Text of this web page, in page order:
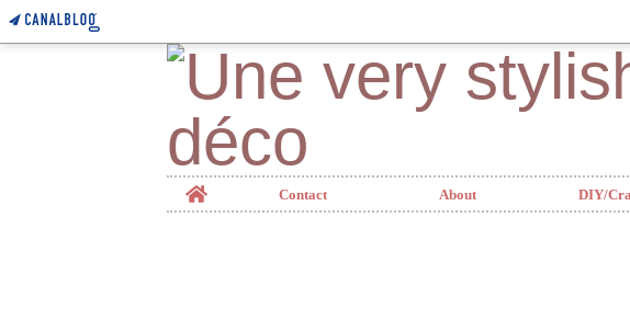
Home
Contact About DIY/